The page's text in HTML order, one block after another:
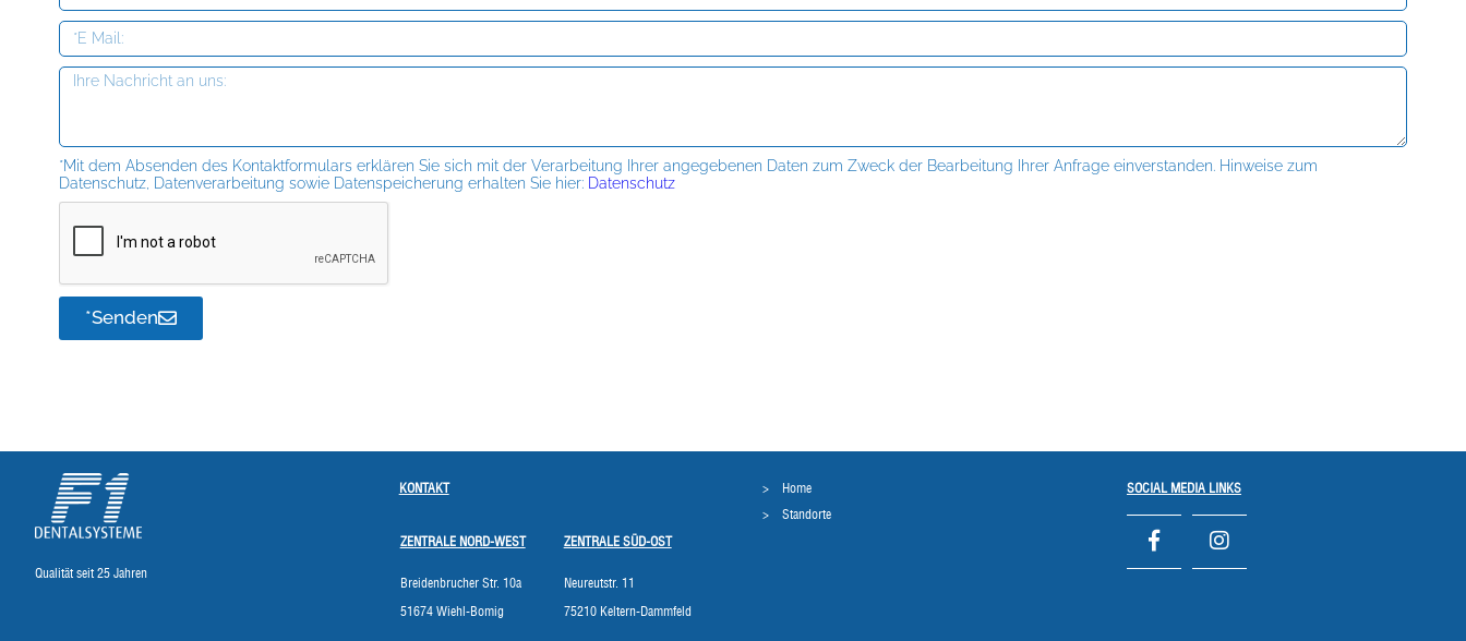
*Mit dem Absenden des Kontaktformulars erklären Sie sich mit der Verarbeitung Ihrer angegebenen Daten zum Zweck der Bearbeitung Ihrer Anfrage einverstanden. Hinweise zum
Datenschutz, Datenverarbeitung sowie Datenspeicherung erhalten Sie hier: Datenschutz
*Senden
Qualität seit 25 Jahren
KONTAKT
ZENTRALE NORD-WEST ZENTRALE SÜD-OST
Breidenbrucher Str. 10a Neureutstr. 11
51674 Wiehl-Bomig 75210 Keltern-Dammfeld
Home
Standorte
SOCIAL MEDIA LINKS